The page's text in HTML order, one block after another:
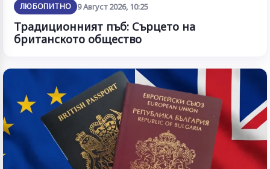
ЛЮБОПИТНО 9 Август 2026, 10:25
Традиционният пъб: Сърцето на
британското общество